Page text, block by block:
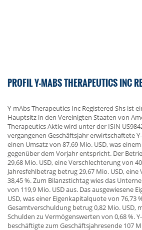
PROFIL Y-MABS THERAPEUTICS INC
Y-mAbs Therapeutics Inc Registered Shs ist
Hauptsitz in den Vereinigten Staaten von
Therapeutics Aktie wird unter der ISIN
vergangenen Geschäftsjahr erwirtschaftete
einen Umsatz von 87,69 Mio. USD, was
gegenüber dem Vorjahr entspricht. Der
29,68 Mio. USD, eine Verschlechterung von
Jahresfehlbetrag betrug 29,67 Mio. USD,
38,45 %. Zum Bilanzstichtag wies das
von 119,9 Mio. USD aus. Das ausgewiesene
USD, was einer Eigenkapitalquote von 76,73
Gesamtverschuldung betrug 0,82 Mio. USD,
Schulden zu Vermögenswerten von 0,68 %.
beschäftigte zum Geschäftsjahresende 107